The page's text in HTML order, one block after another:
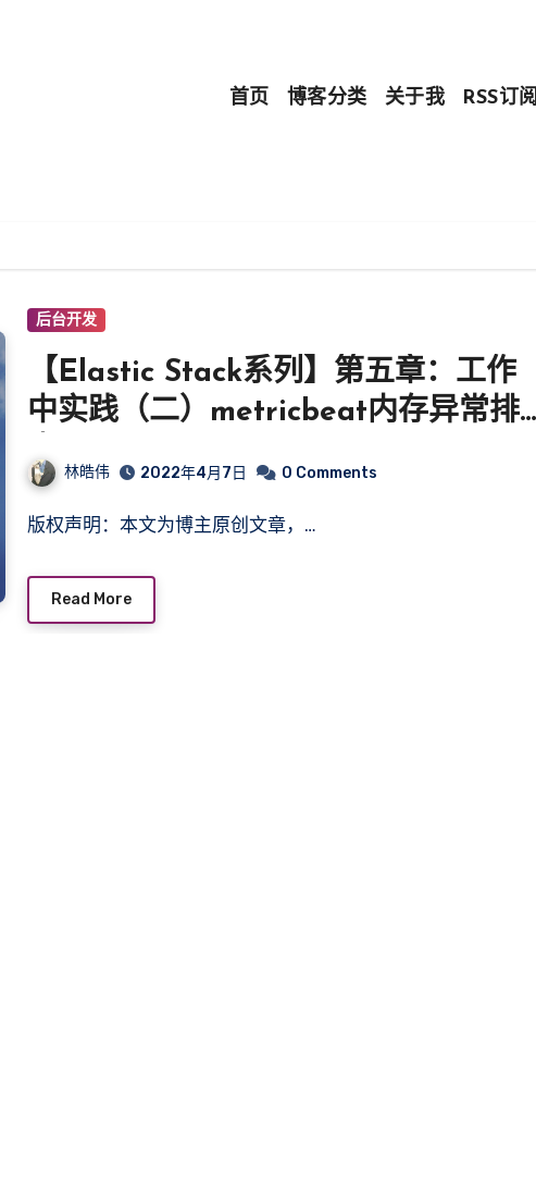
首页 博客分类 关于我 RSS订阅
后台开发
【Elastic Stack系列】第五章：工作
中实践（二）metricbeat内存异常排
查
林皓伟 2022年4月7日 0 Comments
版权声明：本文为博主原创文章，…
Read More